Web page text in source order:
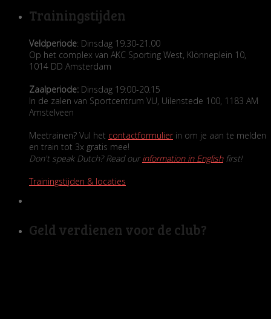
Trainingstijden
Veldperiode: Dinsdag 19.30-21.00
Op het complex van AKC Sporting West, Klönneplein 10,
1014 DD Amsterdam
Zaalperiode: Dinsdag 19:00-20.15
In de zalen van Sportcentrum VU, Uilenstede 100, 1183 AM
Amstelveen
Meetrainen? Vul het contactformulierin om je aan te melden
en train tot 3x gratis mee!
Don't speak Dutch? Read ourinformation in Englishfirst!
Trainingstijden & locaties
Geld verdienen voor de club?